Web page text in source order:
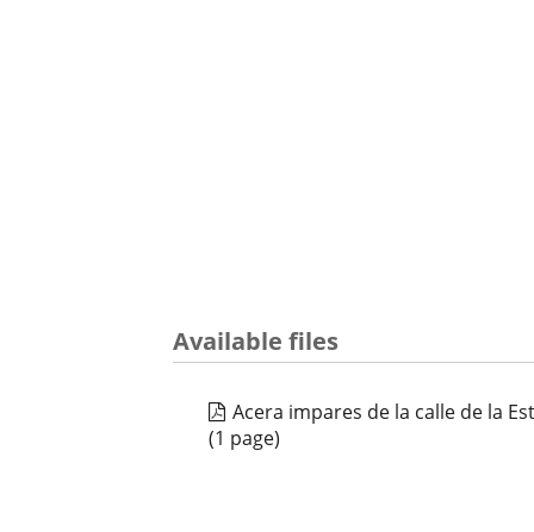
Available files
Acera impares de la calle de la
(1 page)